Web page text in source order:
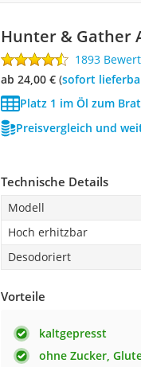
Hunter & Gather
1893
ab 24,00 €( Sofort
Platz 1 im Öl zum
Preisvergleich und
Technische Details
Modell
Hoch erhitzbar
Desodoriert
Vorteile
kaltgepresst
ohne Zucker,